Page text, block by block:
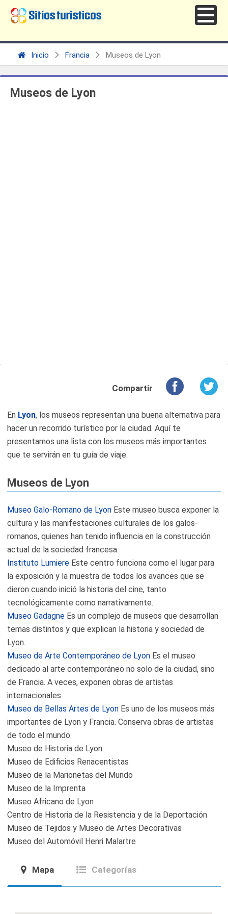
Inicio Francia Museos de Lyon
Museos de Lyon
Compartir
En Lyon, los museos representan una buena alternativa para
hacer un recorrido turístico por la ciudad. Aquí te
presentamos una lista con los museos más importantes
que te servirán en tu guía de viaje.
Museos de Lyon
Museo Galo-Romano de Lyon Este museo busca exponer la
cultura y las manifestaciones culturales de los galos-
romanos, quienes han tenido influencia en la construcción
actual de la sociedad francesa.
Instituto Lumiere Este centro funciona como el lugar para
la exposición y la muestra de todos los avances que se
dieron cuando inició la historia del cine, tanto
tecnológicamente como narrativamente.
Museo Gadagne Es un complejo de museos que desarrollan
temas distintos y que explican la historia y sociedad de
Lyon.
Museo de Arte Contemporáneo de Lyon Es el museo
dedicado al arte contemporáneo no solo de la ciudad, sino
de Francia. A veces, exponen obras de artistas
internacionales.
Museo de Bellas Artes de Lyon Es uno de los museos más
importantes de Lyon y Francia. Conserva obras de artistas
de todo el mundo.
Museo de Historia de Lyon
Museo de Edificios Renacentistas
Museo de la Marionetas del Mundo
Museo de la Imprenta
Museo Africano de Lyon
Centro de Historia de la Resistencia y de la Deportación
Museo de Tejidos y Museo de Artes Decorativas
Museo del Automóvil Henri Malartre
Mapa Categorías